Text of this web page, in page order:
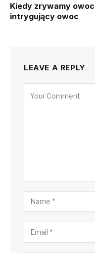
Kiedy zrywamy
intrygujący owoc
LEAVE A REPLY